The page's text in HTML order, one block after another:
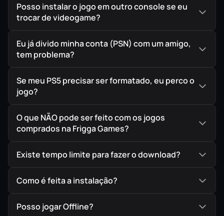
Posso instalar o jogo em outro console se eu
trocar de videogame?
Eu já divido minha conta (PSN) com um amigo,
tem problema?
Se meu PS5 precisar ser formatado, eu perco o
jogo?
O que NÃO pode ser feito com os jogos
comprados na Frigga Games?
Existe tempo limite para fazer o download?
Como é feita a instalação?
Posso jogar Offline?